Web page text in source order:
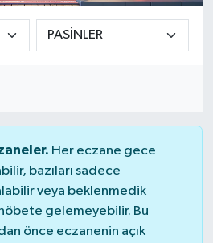
Her eczane gece
bazıları sadece
veya beklenmedik
gelemeyebilir. Bu
önce eczanenin açık